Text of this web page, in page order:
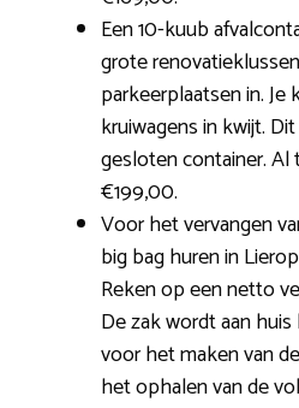
Een 10-kuub
grote
parkeerplaatsen in. Je
kruiwagens in kwijt.
gesloten container.
€199,00.
Voor het vervangen
big bag huren in
Reken op een netto
De zak wordt aan
voor het maken van
het ophalen van de